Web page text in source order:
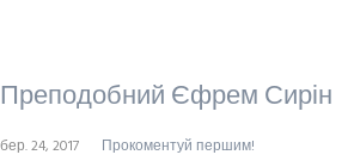
Преподобний Єфрем Сирін
бер. 24, 2017 Прокоментуй першим!